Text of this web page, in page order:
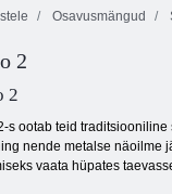
Osavusmängud
2
2
s ootab teid
nende metalse näoilme
vaata hüpates